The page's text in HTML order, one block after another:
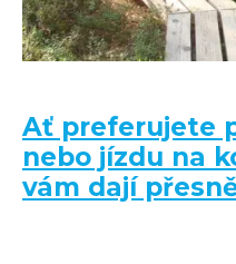
Ať preferujete
nebo jízdu na
vám dají